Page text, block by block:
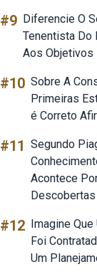
#9 Diferencie O
Tenentista Do
Aos Objetivos
#10 Sobre A
Primeiras
é Correto
#11 Segundo
Acontece
Descobertas
#12 Imagine
Foi
Um